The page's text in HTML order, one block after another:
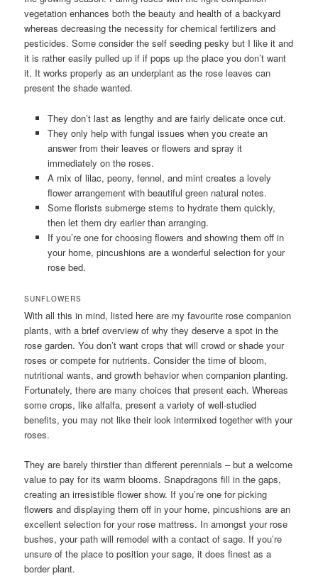
vegetation enhances both the beauty and health of a backyard
whereas decreasing the necessity for chemical fertilizers and
pesticides. Some consider the self seeding pesky but I like it and
it is rather easily pulled up if if pops up the place you don’t want
it. It works properly as an underplant as the rose leaves can
present the shade wanted.
They don’t last as lengthy and are fairly delicate once cut.
They only help with fungal issues when you create an
answer from their leaves or flowers and spray it
immediately on the roses.
A mix of lilac, peony, fennel, and mint creates a lovely
flower arrangement with beautiful green natural notes.
Some florists submerge stems to hydrate them quickly,
then let them dry earlier than arranging.
If you’re one for choosing flowers and showing them off in
your home, pincushions are a wonderful selection for your
rose bed.
SUNFLOWERS
With all this in mind, listed here are my favourite rose companion
plants, with a brief overview of why they deserve a spot in the
rose garden. You don’t want crops that will crowd or shade your
roses or compete for nutrients. Consider the time of bloom,
nutritional wants, and growth behavior when companion planting.
Fortunately, there are many choices that present each. Whereas
some crops, like alfalfa, present a variety of well-studied
benefits, you may not like their look intermixed together with your
roses.
They are barely thirstier than different perennials – but a welcome
value to pay for its warm blooms. Snapdragons fill in the gaps,
creating an irresistible flower show. If you’re one for picking
flowers and displaying them off in your home, pincushions are an
excellent selection for your rose mattress. In amongst your rose
bushes, your path will remodel with a contact of sage. If you’re
unsure of the place to position your sage, it does finest as a
border plant.